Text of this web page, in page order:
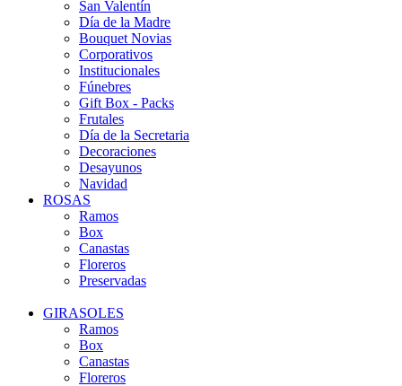
San Valentín
Día de la Madre
Bouquet Novias
Corporativos
Institucionales
Fúnebres
Gift Box - Packs
Frutales
Día de la Secretaria
Decoraciones
Desayunos
Navidad
ROSAS
Ramos
Box
Canastas
Floreros
Preservadas
GIRASOLES
Ramos
Box
Canastas
Floreros